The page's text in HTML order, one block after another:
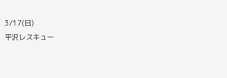
3/17(日)
平沢レスキュー